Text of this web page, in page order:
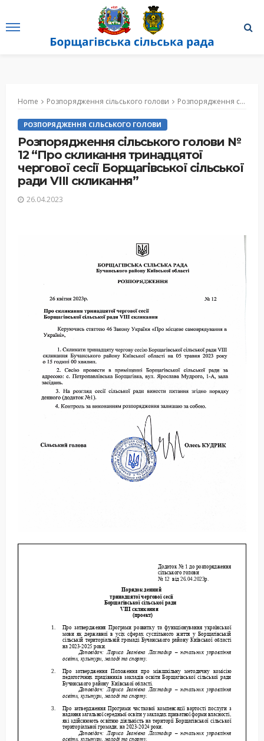
Home Розпорядження сільського голови Розпорядження сільського голови № 12 “Про скликання тринадцятої чергової сесії Борщагівської сільської ради VIII скликання”
РОЗПОРЯДЖЕННЯ СІЛЬСЬКОГО ГОЛОВИ
Розпорядження сільського голови №
12 “Про скликання тринадцятої
чергової сесії Борщагівської сільської
ради VIII скликання”
26.04.2023